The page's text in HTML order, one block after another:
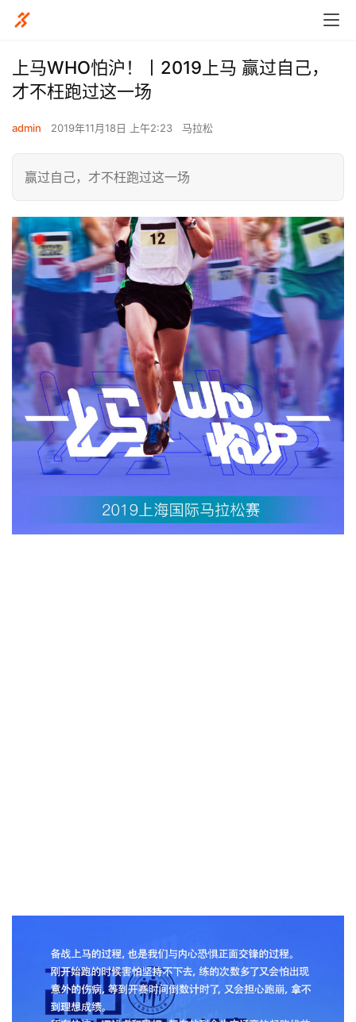
上马WHO怕沪！丨2019上马 赢过自己，
才不枉跑过这一场
admin 2019年11月18日 上午2:23 马拉松
赢过自己，才不枉跑过这一场